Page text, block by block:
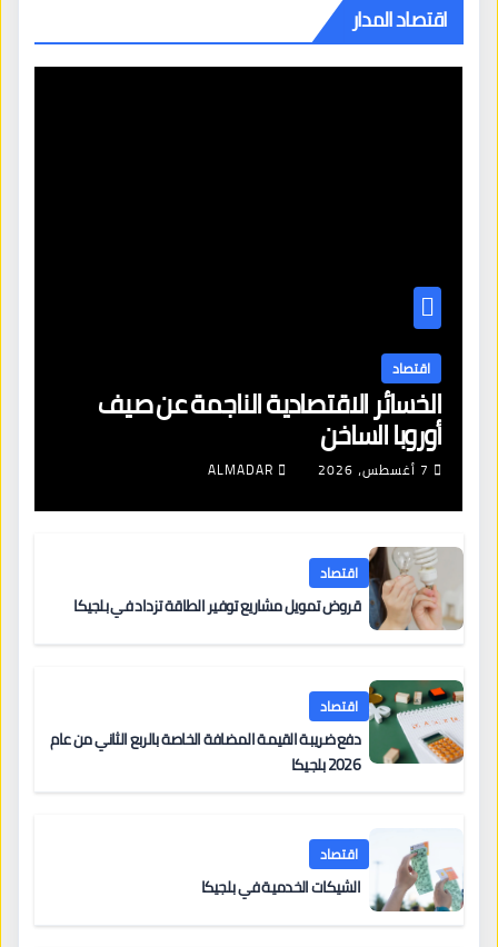
اقتصاد المدار
اقتصاد
الخسائر الاقتصادية الناجمة عن صيف
أوروبا الساخن
7 أغسطس، 2026 ALMADAR
اقتصاد
قروض تمويل مشاريع توفير الطاقة تزداد في بلجيكا
اقتصاد
دفع ضريبة القيمة المضافة الخاصة بالربع الثاني من عام
2026 بلجيكا
اقتصاد
الشيكات الخدمية في بلجيكا